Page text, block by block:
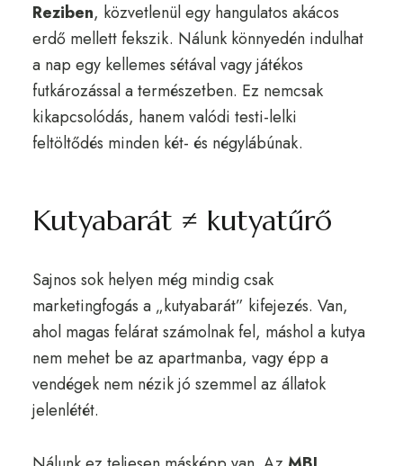
Reziben, közvetlenül egy hangulatos akácos
erdő mellett fekszik. Nálunk könnyedén indulhat
a nap egy kellemes sétával vagy játékos
futkározással a természetben. Ez nemcsak
kikapcsolódás, hanem valódi testi-lelki
feltöltődés minden két- és négylábúnak.
Kutyabarát ≠ kutyatűrő
Sajnos sok helyen még mindig csak
marketingfogás a „kutyabarát” kifejezés. Van,
ahol magas felárat számolnak fel, máshol a kutya
nem mehet be az apartmanba, vagy épp a
vendégek nem nézik jó szemmel az állatok
jelenlétét.